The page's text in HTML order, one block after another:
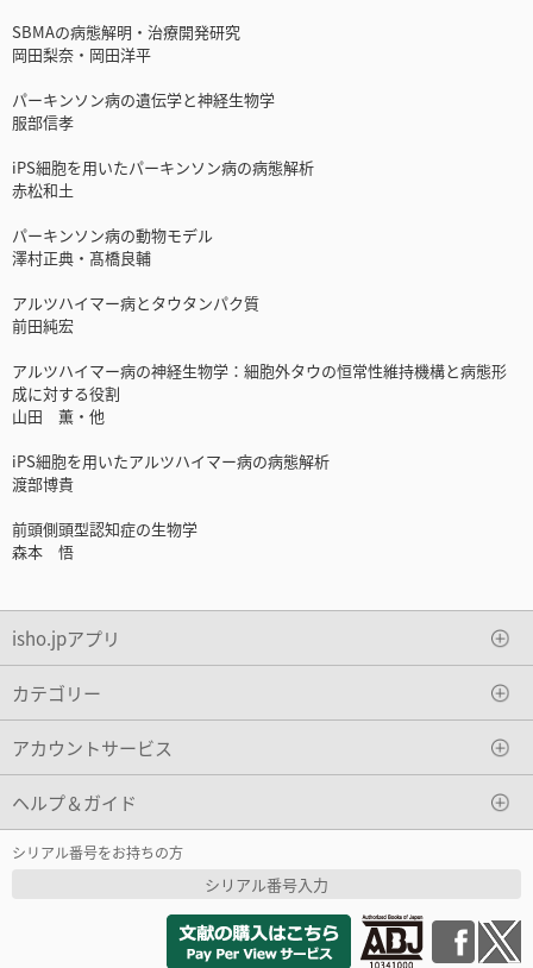
SBMAの病態解明・治療開発研究
岡田梨奈・岡田洋平
パーキンソン病の遺伝学と神経生物学
服部信孝
iPS細胞を用いたパーキンソン病の病態解析
赤松和土
パーキンソン病の動物モデル
澤村正典・髙橋良輔
アルツハイマー病とタウタンパク質
前田純宏
アルツハイマー病の神経生物学：細胞外タウの恒常性維持機構と病態形
成に対する役割
山田 薫・他
iPS細胞を用いたアルツハイマー病の病態解析
渡部博貴
前頭側頭型認知症の生物学
森本 悟
isho.jpアプリ
カテゴリー
アカウントサービス
ヘルプ＆ガイド
シリアル番号をお持ちの方
シリアル番号入力